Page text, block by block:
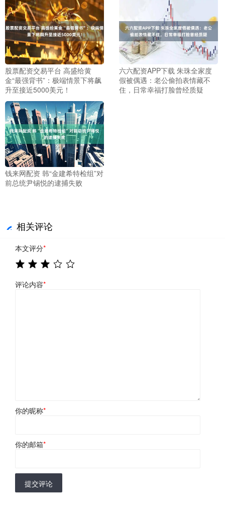
股票配资交易平台 高盛给黄
金“最强背书”：极端情景下将飙
升至接近5000美元！
六六配资APP下载 朱珠全家度
假被偶遇：老公偷拍表情藏不
住，日常幸福打脸曾经质疑
钱来网配资 韩“金建希特检组”对
前总统尹锡悦的逮捕失败
相关评论
本文评分*
评论内容*
你的昵称*
你的邮箱*
提交评论